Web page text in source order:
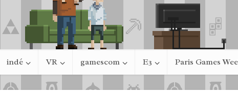
indé VR gamescom E3 Paris Games